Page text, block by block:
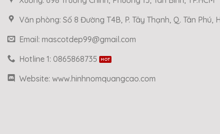
Văn phòng: Số 8 Đường T4B, P. Tây Thạnh, Q. Tân Phú,
Email: mascotdep99@gmail.com
Hotline 1: 0865868735
Website: www.hinhnomquangcao.com